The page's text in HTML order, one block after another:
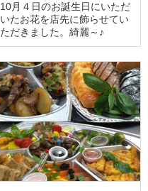
10月４日のお誕生日にいただ
いたお花を店先に飾らせてい
ただきました。綺麗～♪